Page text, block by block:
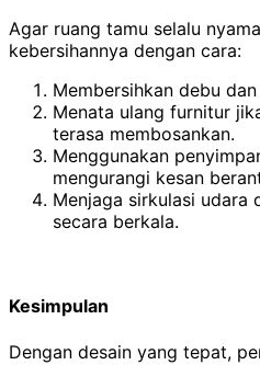
Agar ruang tamu selalu
kebersihannya dengan cara:
Membersihkan debu
Menata ulang furnitur
terasa membosankan.
Menggunakan
mengurangi kesan
Menjaga sirkulasi udara
secara berkala.
Kesimpulan
Dengan desain yang tepat,